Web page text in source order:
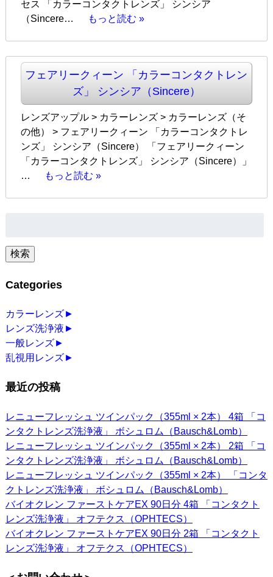
セス 「カラーコンタクトレンズ」 シンシア
（Sincere…
もっと読む »
フェアリークィーン 「カラーコンタクトレン
ズ」 シンシア（Sincere）
レンズアップル > カラーレンズ > カラーレンズ（そ
の他） > フェアリークィーン 「カラーコンタクトレ
ンズ」 シンシア（Sincere） 「フェアリークィーン
「カラーコンタクトレンズ」 シンシア（Sincere）」
…
もっと読む »
検索
Categories
カラーレンズ►
レンズ洗浄液 ►
一般レンズ►
乱視用レンズ►
最近の投稿
レニューフレッシュ ツインパック（355ml × 2本） 4箱 「コ
ンタクトレンズ洗浄液」 ボシュロム（Bausch&Lomb）
レニューフレッシュ ツインパック（355ml × 2本） 2箱 「コ
ンタクトレンズ洗浄液」 ボシュロム（Bausch&Lomb）
レニューフレッシュ ツインパック（355ml × 2本） 「コンタ
クトレンズ洗浄液」 ボシュロム（Bausch&Lomb）
バイオクレン ファーストケアEX 90日分 4箱 「コンタクト
レンズ洗浄液」 オフテクス（OPHTECS）
バイオクレン ファーストケアEX 90日分 2箱 「コンタクト
レンズ洗浄液」 オフテクス（OPHTECS）